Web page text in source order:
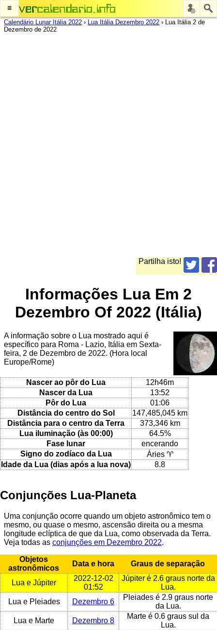
≡
Calendário Lunar Itália 2022 › Lua Itália Dezembro 2022 › Lua Itália 2 de
Dezembro de 2022
Partilha isto!
Informações Lua Em 2
Dezembro Of 2022 (Itália)
A informação sobre o Lua mostrado aqui é
específico para Roma - Lazio, Itália em Sexta-
feira, 2 de Dezembro de 2022. (Hora local
Europe/Rome)
Nascer ao pôr do Lua
12h46m
Nascer da Lua
13:52
Pôr do Lua
01:06
Distância do centro do Sol
147,485,045 km
Distância para o centro da Terra
373,346 km
Lua iluminação (às 00:00)
64.5%
Fase lunar
encerando
Signo do zodíaco da Lua
Áries ♈
Idade da Lua (dias após a lua nova)
8.8
Conjunções Lua-Planeta
Uma conjunção ocorre quando um objeto astronômico tem o
mesmo, ou quase o mesmo, ascensão direita ou a mesma
longitude eclíptica de que da Lua, como observada da Terra.
Veja todas as conjunções em Dezembro 2022.
Objetos
astronômicos
Data e hora Graus de separação
Lua e Júpiter
2022-12-02
01:52
Júpiter é 2.6 graus norte da
Lua.
Lua e Pleiades
Dezembro 6
Pleiades é 2.9 graus norte
da Lua.
Lua e Marte
Dezembro 8
Marte é 0.6 graus sul da
Lua.